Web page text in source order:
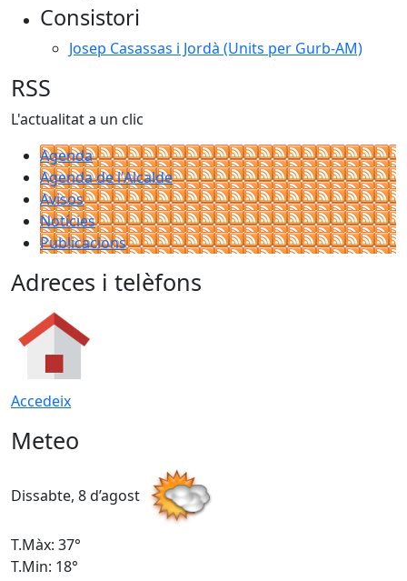
Consistori
Josep Casassas i Jordà (Units per Gurb-AM)
RSS
L'actualitat a un clic
Agenda
Agenda de l'Alcalde
Avisos
Notícies
Publicacions
Adreces i telèfons
Accedeix
Meteo
Dissabte, 8 d’agost
T.Màx: 37°
T.Min: 18°